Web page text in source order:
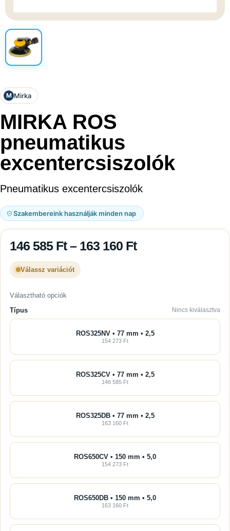
M Mirka
MIRKA ROS
pneumatikus
excentercsiszolók
Pneumatikus excentercsiszolók
Szakembereink használják minden nap
146 585 Ft – 163 160 Ft
Válassz variációt
Választható opciók
Típus
Nincs kiválasztva
ROS325NV • 77 mm • 2,5
154 273 Ft
ROS325CV • 77 mm • 2,5
146 585 Ft
ROS325DB • 77 mm • 2,5
163 160 Ft
ROS650CV • 150 mm • 5,0
154 273 Ft
ROS650DB • 150 mm • 5,0
163 160 Ft